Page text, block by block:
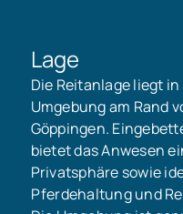
Lage
Die Reitanlage liegt
Umgebung am Rand
Göppingen.
bietet das Anwesen
Privatsphäre sowie
Pferdehaltung und